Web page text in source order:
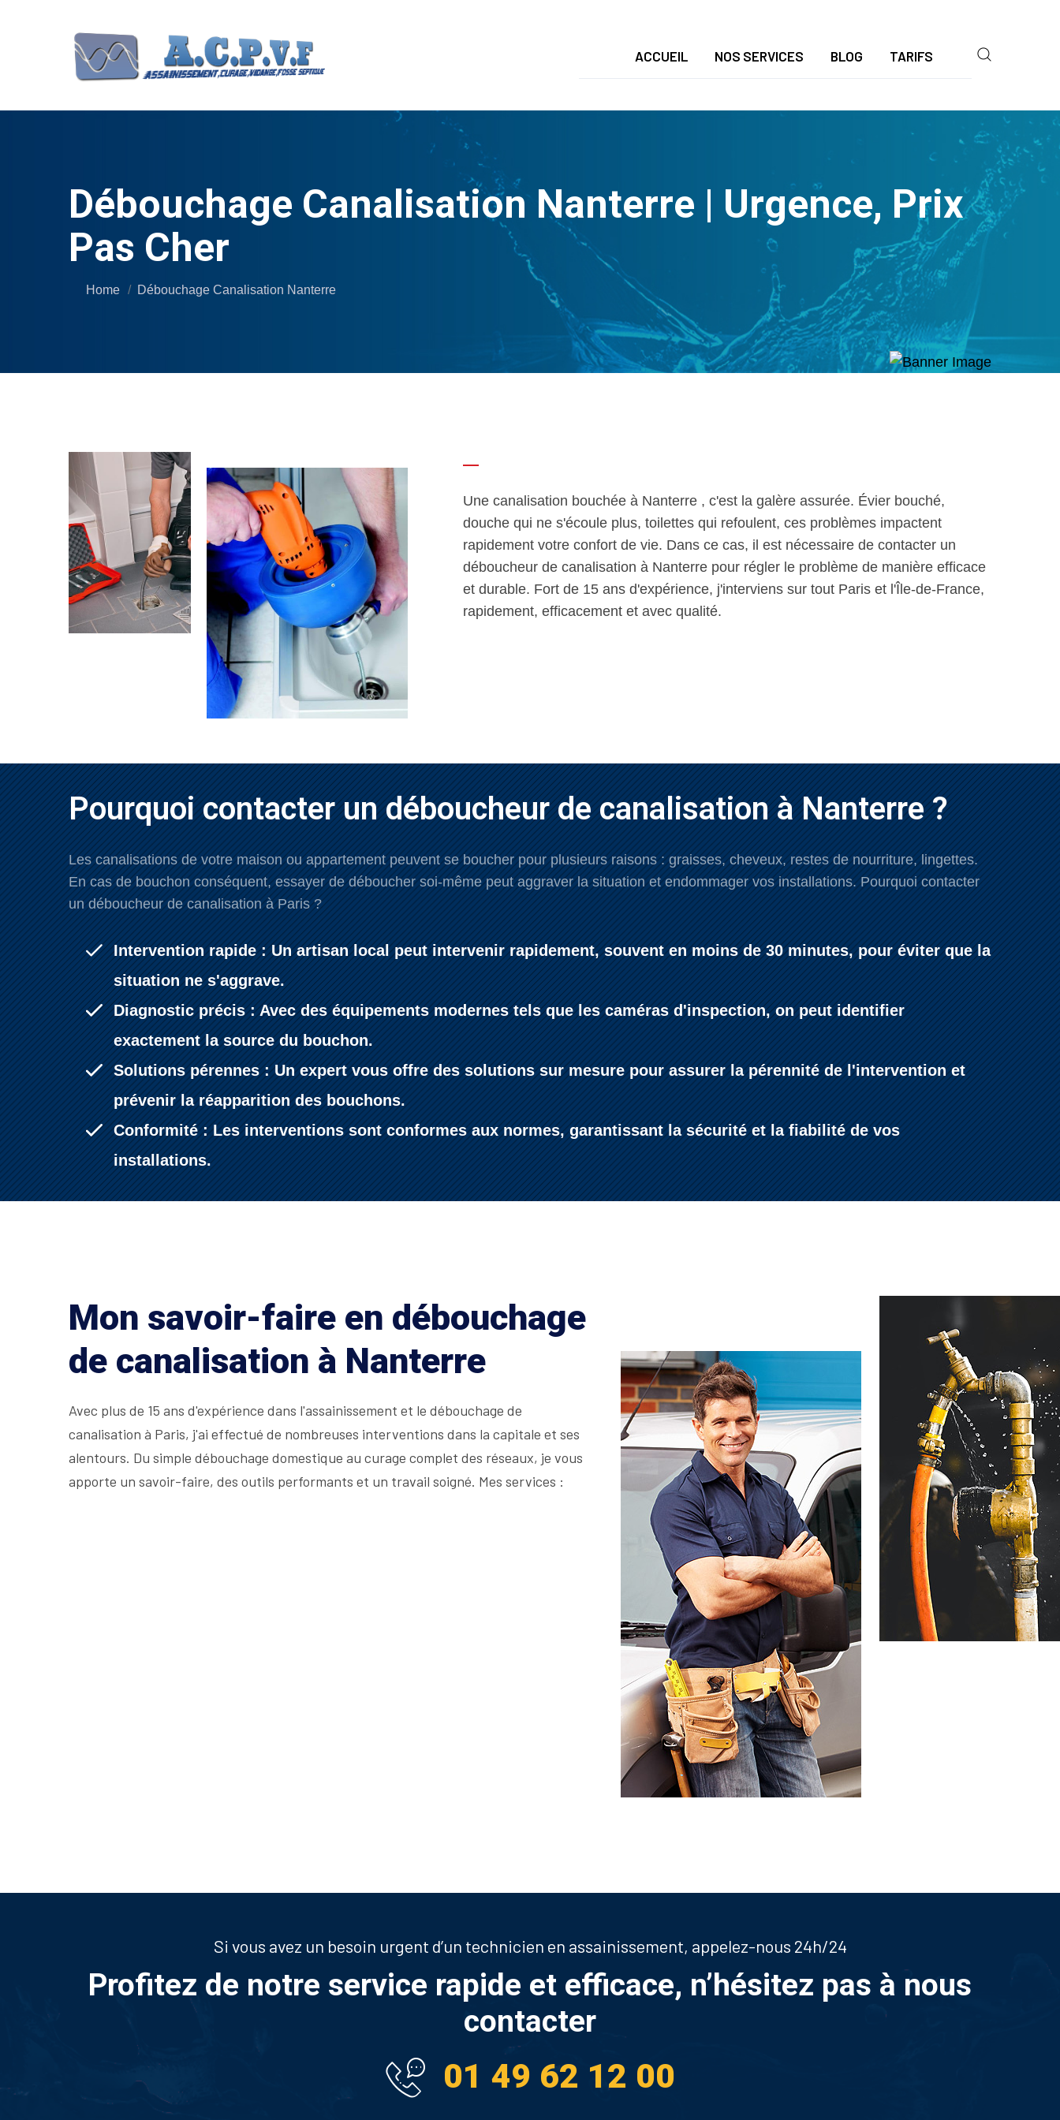
ACCUEIL NOS SERVICES BLOG TARIFS
Débouchage Canalisation Nanterre | Urgence, Prix
Pas Cher
Home Débouchage Canalisation Nanterre
Une canalisation bouchée à Nanterre , c'est la galère assurée. Évier bouché,
douche qui ne s'écoule plus, toilettes qui refoulent, ces problèmes impactent
rapidement votre confort de vie. Dans ce cas, il est nécessaire de contacter un
déboucheur de canalisation à Nanterre pour régler le problème de manière efficace
et durable. Fort de 15 ans d'expérience, j'interviens sur tout Paris et l'Île-de-France,
rapidement, efficacement et avec qualité.
Pourquoi contacter un déboucheur de canalisation à Nanterre ?
Les canalisations de votre maison ou appartement peuvent se boucher pour plusieurs raisons : graisses, cheveux, restes de nourriture, lingettes.
En cas de bouchon conséquent, essayer de déboucher soi-même peut aggraver la situation et endommager vos installations. Pourquoi contacter
un déboucheur de canalisation à Paris ?
Intervention rapide : Un artisan local peut intervenir rapidement, souvent en moins de 30 minutes, pour éviter que la
situation ne s'aggrave.
Diagnostic précis : Avec des équipements modernes tels que les caméras d'inspection, on peut identifier
exactement la source du bouchon.
Solutions pérennes : Un expert vous offre des solutions sur mesure pour assurer la pérennité de l'intervention et
prévenir la réapparition des bouchons.
Conformité : Les interventions sont conformes aux normes, garantissant la sécurité et la fiabilité de vos
installations.
Mon savoir-faire en débouchage
de canalisation à Nanterre
Avec plus de 15 ans d'expérience dans l'assainissement et le débouchage de
canalisation à Paris, j'ai effectué de nombreuses interventions dans la capitale et ses
alentours. Du simple débouchage domestique au curage complet des réseaux, je vous
apporte un savoir-faire, des outils performants et un travail soigné. Mes services :
Si vous avez un besoin urgent d’un technicien en assainissement, appelez-nous 24h/24
Profitez de notre service rapide et efficace, n’hésitez pas à nous
contacter
01 49 62 12 00